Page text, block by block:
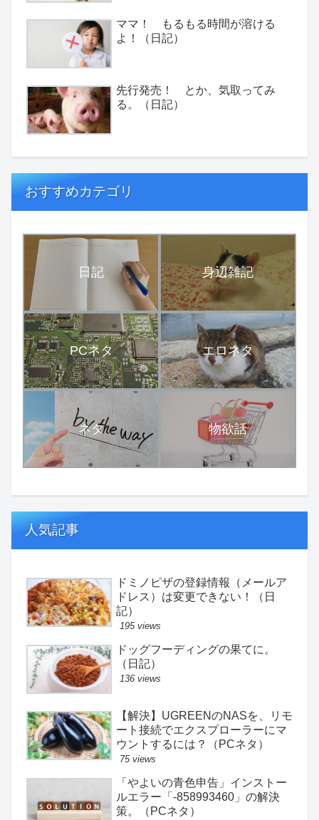
ママ！ もるもる時間が溶ける
よ！（日記）
先行発売！ とか、気取ってみ
る。（日記）
おすすめカテゴリ
日記 身辺雑記
PCネタ エロネタ
ネタ 物欲話
人気記事
ドミノピザの登録情報（メールア
ドレス）は変更できない！（日
記）
195 views
ドッグフーディングの果てに。
（日記）
136 views
【解決】UGREENのNASを、リモ
ート接続でエクスプローラーにマ
ウントするには？（PCネタ）
75 views
「やよいの青色申告」インストー
ルエラー「-858993460」の解決
策。（PCネタ）